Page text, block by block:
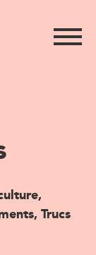
Trucs